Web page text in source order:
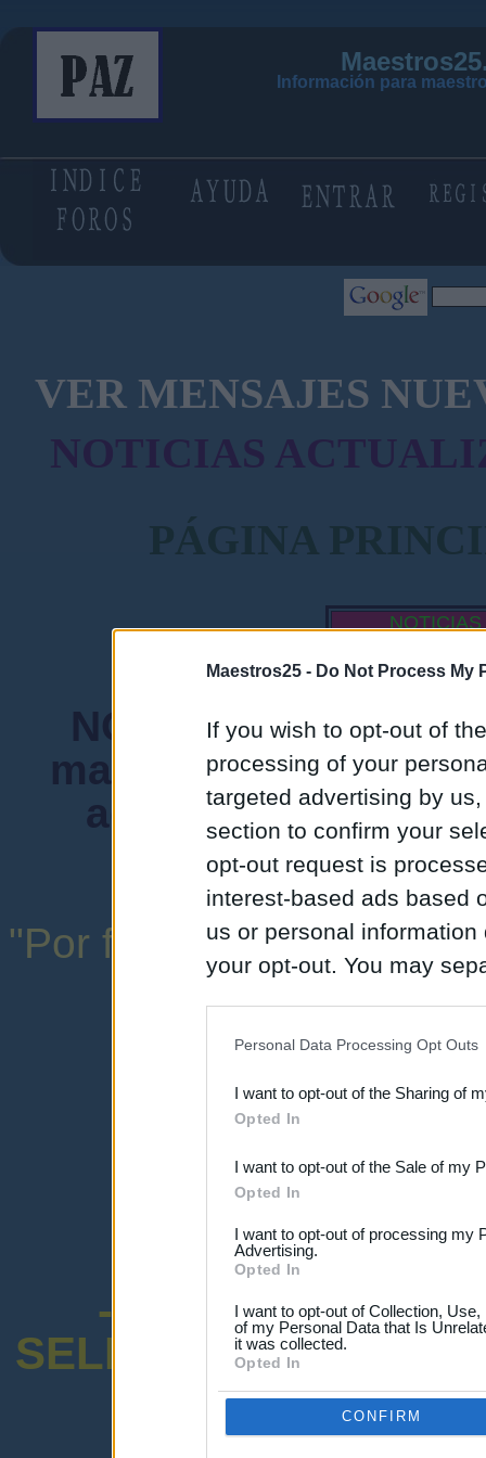
Maestros25 - Do Not Process My
If you wish to opt-out of
processing of your
targeted advertising by
section to confirm your
opt-out request is
interest-based ads based
us or personal
your opt-out. You may
Downstream Participants
third parties.
Personal Data Processing Opt Outs
I want to opt-out of the Sharing of
Opted In
I want to opt-out of the Sale of my
Opted In
I want to opt-out of processing my
Advertising.
Opted In
I want to opt-out of Collection,
of my Personal Data that Is
it was collected.
Opted In
CONFIRM
Información para
VER MENSAJES
NOTICIAS
PÁGINA
NOTICIAS
NORMA
mantenga siempre
admiten mensajes
instituciones
"Por favor, no abuse de
una expresión
-ENCUESTA
SELECTIVO